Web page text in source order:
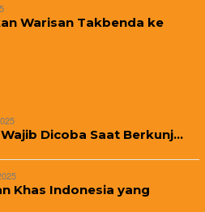
Warisan Takbenda ke
Dicoba Saat Berkunj…
Khas Indonesia yang